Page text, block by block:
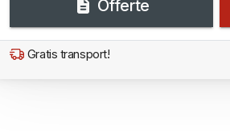
Offerte
Gratis transport!